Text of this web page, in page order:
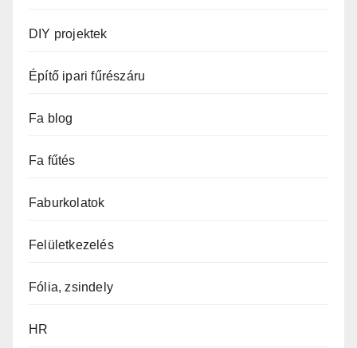
DIY projektek
Építő ipari fűrészáru
Fa blog
Fa fűtés
Faburkolatok
Felületkezelés
Fólia, zsindely
HR